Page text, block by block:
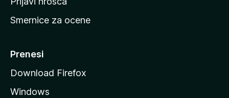
a
M
z
i
Smernice za ocene
Prenesi
Download Firefox
Windows